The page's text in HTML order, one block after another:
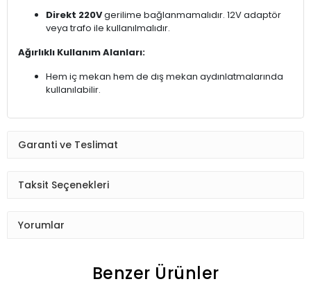
Direkt 220Vgerilime bağlanmamalıdır. 12V adaptör
veya trafo ile kullanılmalıdır.
Ağırlıklı Kullanım Alanları:
Hem iç mekan hem de dış mekan aydınlatmalarında
kullanılabilir.
Garanti ve Teslimat
Taksit Seçenekleri
Yorumlar
Benzer Ürünler